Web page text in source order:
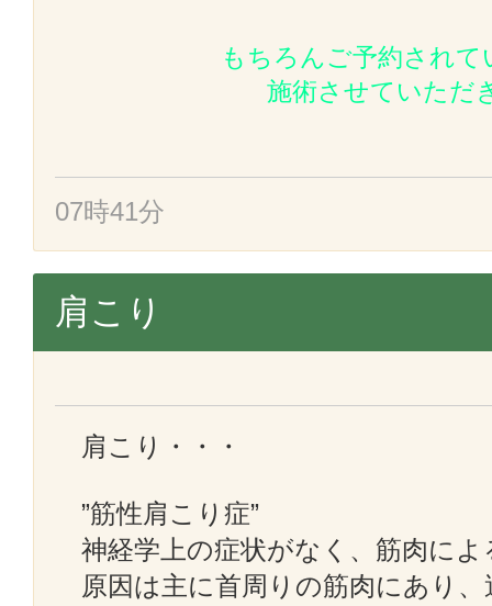
もちろんご予約されて
施術させていただ
07時41分
肩こり
肩こり・・・
”筋性肩こり症”
神経学上の症状がなく、筋肉によ
原因は主に首周りの筋肉にあり、